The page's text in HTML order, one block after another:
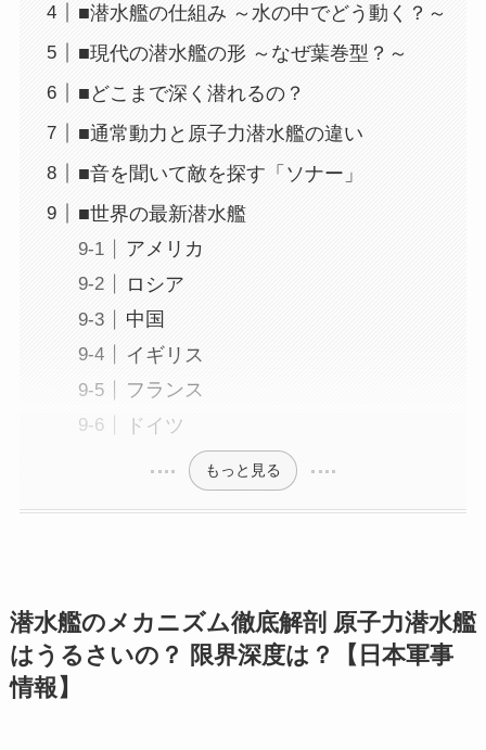
■潜水艦の仕組み ～水の中でどう動く？～
■現代の潜水艦の形 ～なぜ葉巻型？～
■どこまで深く潜れるの？
■通常動力と原子力潜水艦の違い
■音を聞いて敵を探す「ソナー」
■世界の最新潜水艦
アメリカ
ロシア
中国
イギリス
フランス
ドイツ
もっと見る
潜水艦のメカニズム徹底解剖 原子力潜水艦
はうるさいの？ 限界深度は？【日本軍事
情報】